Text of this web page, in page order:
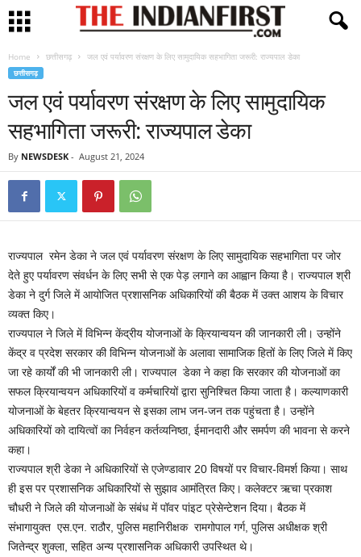
Home छत्तीसगढ़ जल एवं पर्यावरण संरक्षण के लिए सामुदायिक सहभागिता जरूरी: राज्यपाल डेका
छत्तीसगढ़
जल एवं पर्यावरण संरक्षण के लिए सामुदायिक
सहभागिता जरूरी: राज्यपाल डेका
By NEWSDESK - August 21, 2024
राज्यपाल रमेन डेका ने जल एवं पर्यावरण संरक्षण के लिए सामुदायिक सहभागिता पर जोर
देते हुए पर्यावरण संवर्धन के लिए सभी से एक पेड़ लगाने का आह्वान किया है। राज्यपाल श्री
डेका ने दुर्ग जिले में आयोजित प्रशासनिक अधिकारियों की बैठक में उक्त आशय के विचार
व्यक्त किए।
राज्यपाल ने जिले में विभिन्न केंद्रीय योजनाओं के क्रियान्वयन की जानकारी ली। उन्होंने
केंद्र व प्रदेश सरकार की विभिन्न योजनाओं के अलावा सामाजिक हितों के लिए जिले में किए
जा रहे कार्यों की भी जानकारी ली। राज्यपाल डेका ने कहा कि सरकार की योजनाओं का
सफल क्रियान्वयन अधिकारियों व कर्मचारियों द्वारा सुनिश्चित किया जाता है। कल्याणकारी
योजनाओं के बेहतर क्रियान्वयन से इसका लाभ जन-जन तक पहुंचता है। उन्होंने
अधिकारियों को दायित्वों का निर्वहन कर्तव्यनिष्ठा, ईमानदारी और समर्पण की भावना से करने
कहा।
राज्यपाल श्री डेका ने अधिकारियों से एजेण्डावार 20 विषयों पर विचार-विमर्श किया। साथ
ही इस पर प्रशासनिक अधिकारियों से सुझाव आमंत्रित किए। कलेक्टर ऋचा प्रकाश
चौधरी ने जिले की योजनाओं के संबंध में पॉवर पांइट प्रेसेन्टेशन दिया। बैठक में
संभागायुक्त एस.एन. राठौर, पुलिस महानिरीक्षक रामगोपाल गर्ग, पुलिस अधीक्षक श्री
जितेन्द्र शुक्ला, सहित अन्य प्रशासनिक अधिकारी उपस्थित थे।